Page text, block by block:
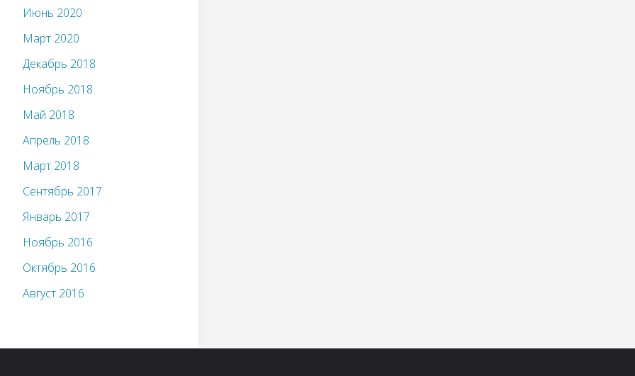
Июнь 2020
Март 2020
Декабрь 2018
Ноябрь 2018
Май 2018
Апрель 2018
Март 2018
Сентябрь 2017
Январь 2017
Ноябрь 2016
Октябрь 2016
Август 2016